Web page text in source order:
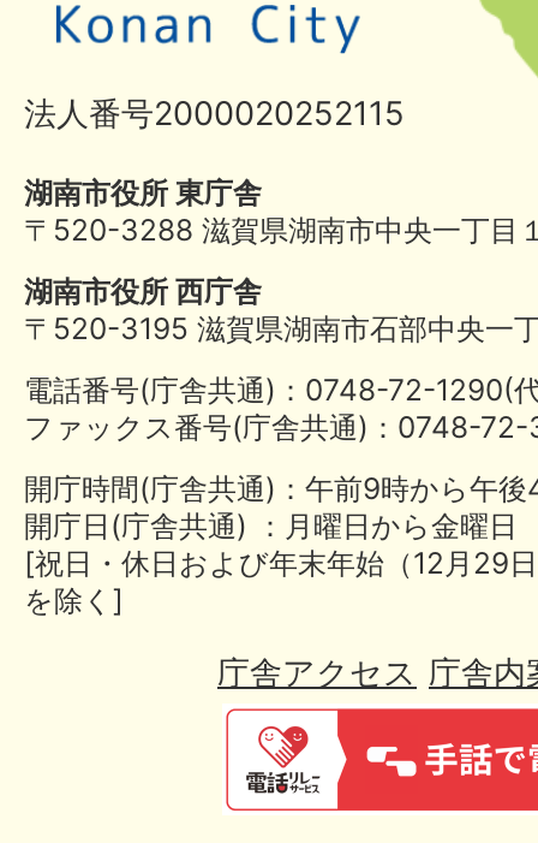
法人番号2000020252115
湖南市役所 東庁舎
〒520-3288 滋賀県湖南市中央一丁目
湖南市役所 西庁舎
〒520-3195 滋賀県湖南市石部中央一
電話番号(庁舎共通)：0748-72-
ファックス番号(庁舎共通)：0748-
開庁時間(庁舎共通)：午前9時から午
開庁日(庁舎共通) ：月曜日から金曜日
[祝日・休日および年末年始（12月29
を除く]
庁舎アクセス 庁舎内